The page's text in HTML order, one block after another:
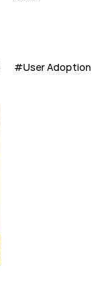
#User Adoption